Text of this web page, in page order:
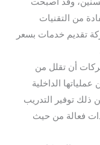
من التقنيات
تقديم خدمات بسعر
أن تقلل من
الداخلية
ذلك توفير التدريب
فعالة من حيث